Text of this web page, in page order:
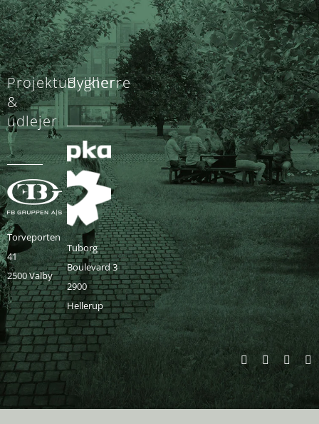
Projektudvikler
&
udlejer
Torveporten
41
2500 Valby
Bygherre
Tuborg
Boulevard 3
2900
Hellerup